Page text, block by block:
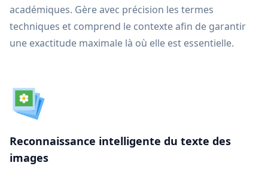
académiques. Gère avec précision les termes
techniques et comprend le contexte afin de garantir
une exactitude maximale là où elle est essentielle.
Reconnaissance intelligente du texte des
images